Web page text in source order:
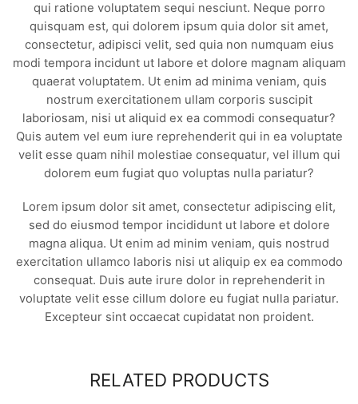
qui ratione voluptatem sequi nesciunt. Neque porro
quisquam est, qui dolorem ipsum quia dolor sit amet,
consectetur, adipisci velit, sed quia non numquam eius
modi tempora incidunt ut labore et dolore magnam aliquam
quaerat voluptatem. Ut enim ad minima veniam, quis
nostrum exercitationem ullam corporis suscipit
laboriosam, nisi ut aliquid ex ea commodi consequatur?
Quis autem vel eum iure reprehenderit qui in ea voluptate
velit esse quam nihil molestiae consequatur, vel illum qui
dolorem eum fugiat quo voluptas nulla pariatur?
Lorem ipsum dolor sit amet, consectetur adipiscing elit,
sed do eiusmod tempor incididunt ut labore et dolore
magna aliqua. Ut enim ad minim veniam, quis nostrud
exercitation ullamco laboris nisi ut aliquip ex ea commodo
consequat. Duis aute irure dolor in reprehenderit in
voluptate velit esse cillum dolore eu fugiat nulla pariatur.
Excepteur sint occaecat cupidatat non proident.
RELATED PRODUCTS